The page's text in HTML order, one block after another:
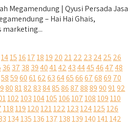
Megamendung | Qyusi Persada Jasa
– Hai Hai Ghais,
marketing...
141516171819 20 2122 23 2425 26
36 37 38 39404142434445464748
585960616263646566676869 70
80818283848586878889909192
102103104105106107108109110
118119120121122123124125126
134135136137138139140141142